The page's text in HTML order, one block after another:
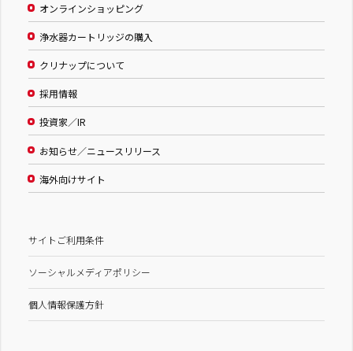
オンラインショッピング
浄水器カートリッジの購入
クリナップについて
採用情報
投資家／IR
お知らせ／ニュースリリース
海外向けサイト
サイトご利用条件
ソーシャルメディアポリシー
個人情報保護方針